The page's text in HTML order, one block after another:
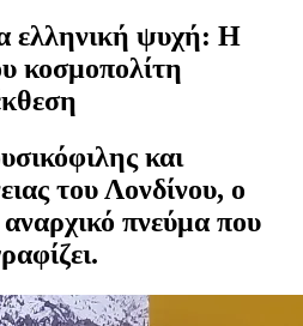
ελληνική ψυχή: Η
κοσμοπολίτη
και
του Λονδίνου, ο
πνεύμα που